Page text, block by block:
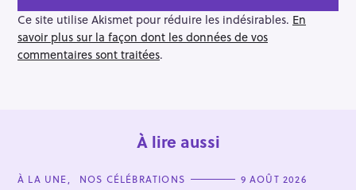
g
a
t
i
Ce site utilise Akismet pour réduire les indésirables. En
savoir plus sur la façon dont les données de vos
commentaires sont traitées.
À lire aussi
C
À LA UNE NOS CÉLÉBRATIONS 9 AOÛT 2026